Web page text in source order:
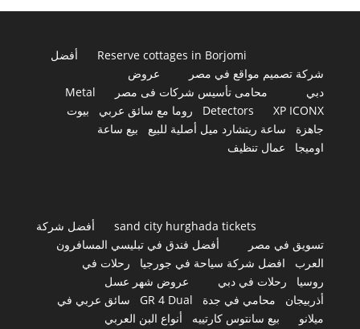
Reserve cottages in Borjomi
أفضل
شركة تصميم مواقع في مصر
عروض
دبي
محامى تأسيس شركات فى مصر
Metal
Detectors
XP ICONX روما مع سائق عربي
بيوت
جاهزة
ساعة ريتشارد ميل أصلية للبيع
بيع ساعة
اوميجا
عمال تنظيف
sand city hurghada tickets
أفضل شركة
تسويق في مصر
أفضل فندق في تبليسي المسافرون
العرب
افضل شركة سياحة في جورجيا
رحلات في
روسيا
رحلات في دبي
عروض شهر عسل
أذربيجان
محامي في جدة GR 4 Dual
سائق عربي في
ميلانو
بيع سانتوس كارتييه أنواع البن العربي